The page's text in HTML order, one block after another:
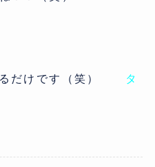
るだけです（笑）
タ